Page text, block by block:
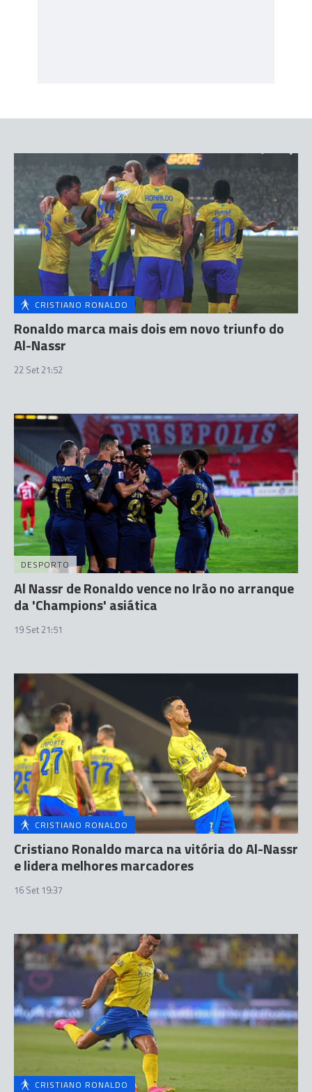
CRISTIANO RONALDO
Ronaldo marca mais dois em novo triunfo do
Al-Nassr
22 Set 21:52
DESPORTO
Al Nassr de Ronaldo vence no Irão no arranque
da 'Champions' asiática
19 Set 21:51
CRISTIANO RONALDO
Cristiano Ronaldo marca na vitória do Al-Nassr
e lidera melhores marcadores
16 Set 19:37
CRISTIANO RONALDO